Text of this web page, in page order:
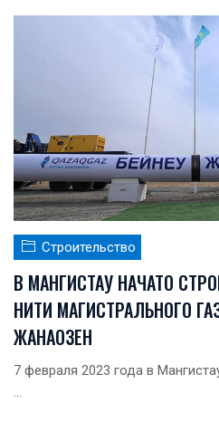
Строительство
В МАНГИСТАУ НАЧАТО
НИТИ МАГИСТРАЛЬНОГО
ЖАНАОЗЕН
7 февраля 2023 года в
...